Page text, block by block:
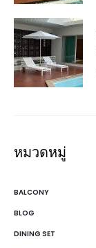
หมวดหมู่
BALCONY
BLOG
DINING SET